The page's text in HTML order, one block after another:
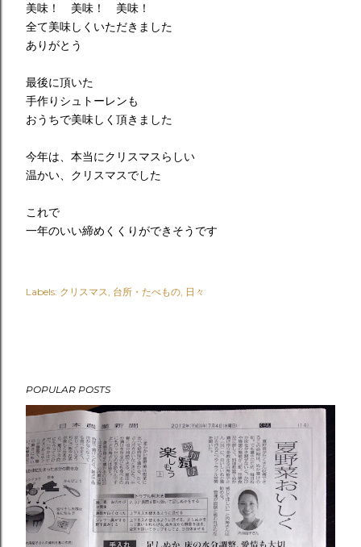
美味！ 美味！ 美味！
全て美味しくいただきました
ありがとう
最後に頂いた
手作りシュトーレンも
おうちで美味しく頂きました
今年は、本当にクリスマスらしい
温かい、クリスマスでした
これで
一年のいい締めくくりができそうです
Labels: クリスマス 台所・たべもの 日々
POPULAR POSTS